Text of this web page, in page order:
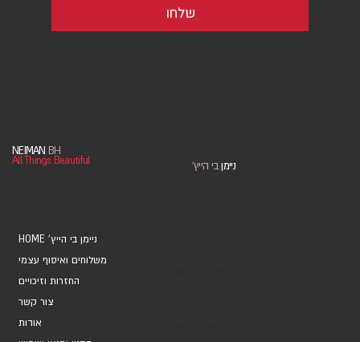
HOME 'ניימן בי הייץ
משלוחים ואיסוף עצמי
החזרות וזיכויים
צור קשר
אודות
שלחו
NEIMAN BH
All Things Beautiful
' ניימן בי הייץ